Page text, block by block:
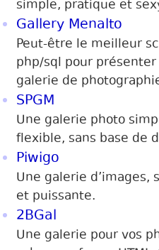
simple, pratique et
Gallery Menalto
Peut-être le meilleur
php/sql pour
galerie de
SPGM
Une galerie photo
flexible, sans base de
Piwigo
Une galerie d’images,
et puissante.
2BGal
Une galerie pour vos